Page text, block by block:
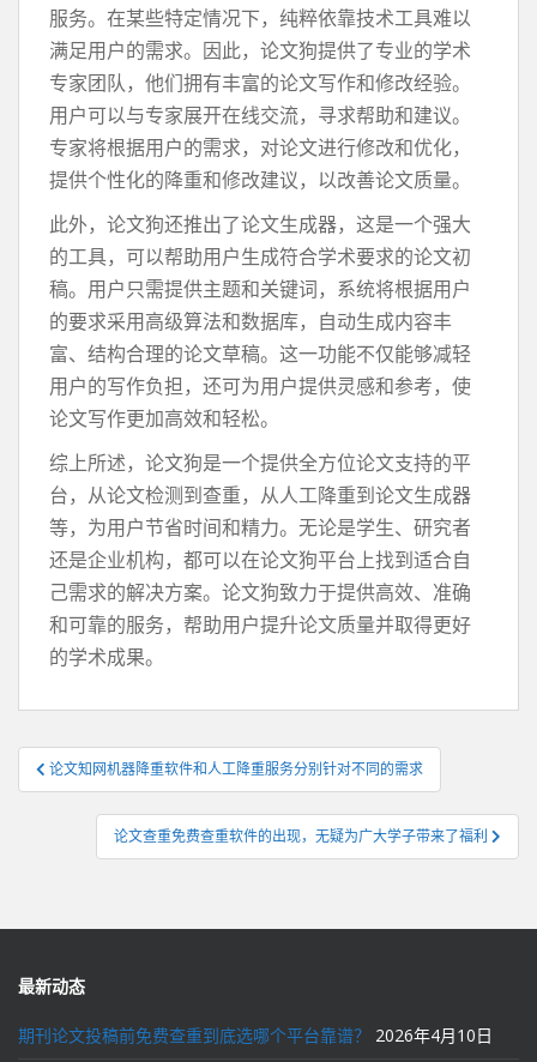
服务。在某些特定情况下，纯粹依靠技术工具难以
满足用户的需求。因此，论文狗提供了专业的学术
专家团队，他们拥有丰富的论文写作和修改经验。
用户可以与专家展开在线交流，寻求帮助和建议。
专家将根据用户的需求，对论文进行修改和优化，
提供个性化的降重和修改建议，以改善论文质量。
此外，论文狗还推出了论文生成器，这是一个强大
的工具，可以帮助用户生成符合学术要求的论文初
稿。用户只需提供主题和关键词，系统将根据用户
的要求采用高级算法和数据库，自动生成内容丰
富、结构合理的论文草稿。这一功能不仅能够减轻
用户的写作负担，还可为用户提供灵感和参考，使
论文写作更加高效和轻松。
综上所述，论文狗是一个提供全方位论文支持的平
台，从论文检测到查重，从人工降重到论文生成器
等，为用户节省时间和精力。无论是学生、研究者
还是企业机构，都可以在论文狗平台上找到适合自
己需求的解决方案。论文狗致力于提供高效、准确
和可靠的服务，帮助用户提升论文质量并取得更好
的学术成果。
文
章
论文知网机器降重软件和人工降重服务分别针对不同的需求
论文查重免费查重软件的出现，无疑为广大学子带来了福利
最新动态
期刊论文投稿前免费查重到底选哪个平台靠谱？ 2026年4月10日